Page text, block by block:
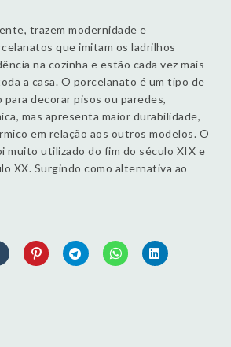
trazem modernidade e
que imitam os ladrilhos
na cozinha e estão cada vez mais
a casa. O porcelanato é um tipo de
decorar pisos ou paredes,
mas apresenta maior durabilidade,
em relação aos outros modelos. O
muito utilizado do fim do século XIX e
XX. Surgindo como alternativa ao